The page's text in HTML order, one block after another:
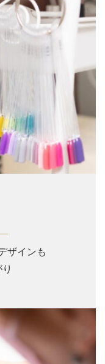
ザインも